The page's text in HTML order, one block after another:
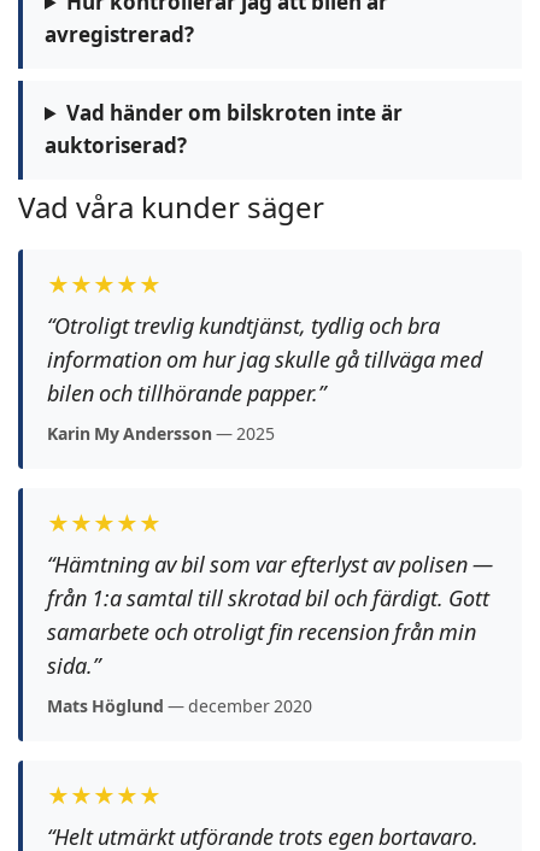
avregistrerad?
Vad händer om bilskroten inte är
auktoriserad?
Vad våra kunder säger
★★★★★
“Otroligt trevlig kundtjänst, tydlig och bra
information om hur jag skulle gå tillväga med
bilen och tillhörande papper.”
Karin My Andersson— 2025
★★★★★
“Hämtning av bil som var efterlyst av polisen —
från 1:a samtal till skrotad bil och färdigt. Gott
samarbete och otroligt fin recension från min
sida.”
Mats Höglund — december 2020
★★★★★
“Helt utmärkt utförande trots egen bortavaro.